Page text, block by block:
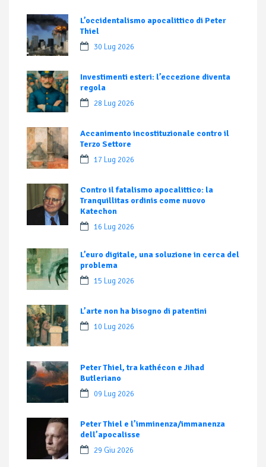
L’occidentalismo apocalittico di Peter
Thiel
30 Lug 2026
Investimenti esteri: l’eccezione diventa
regola
28 Lug 2026
Accanimento incostituzionale contro il
Terzo Settore
17 Lug 2026
Contro il fatalismo apocalittico: la
Tranquillitas ordinis come nuovo
Katechon
16 Lug 2026
L’euro digitale, una soluzione in cerca del
problema
15 Lug 2026
L’arte non ha bisogno di patentini
10 Lug 2026
Peter Thiel, tra kathécon e Jihad
Butleriano
09 Lug 2026
Peter Thiel e l’imminenza/immanenza
dell’apocalisse
29 Giu 2026